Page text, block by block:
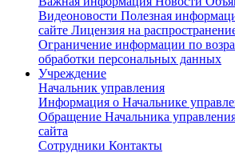
Видеоновости Полезная
сайте Лицензия на
Ограничение информации по
обработки персональных данных
Учреждение
Начальник управления
Информация о Начальнике
Обращение Начальника
сайта
Сотрудники Контакты